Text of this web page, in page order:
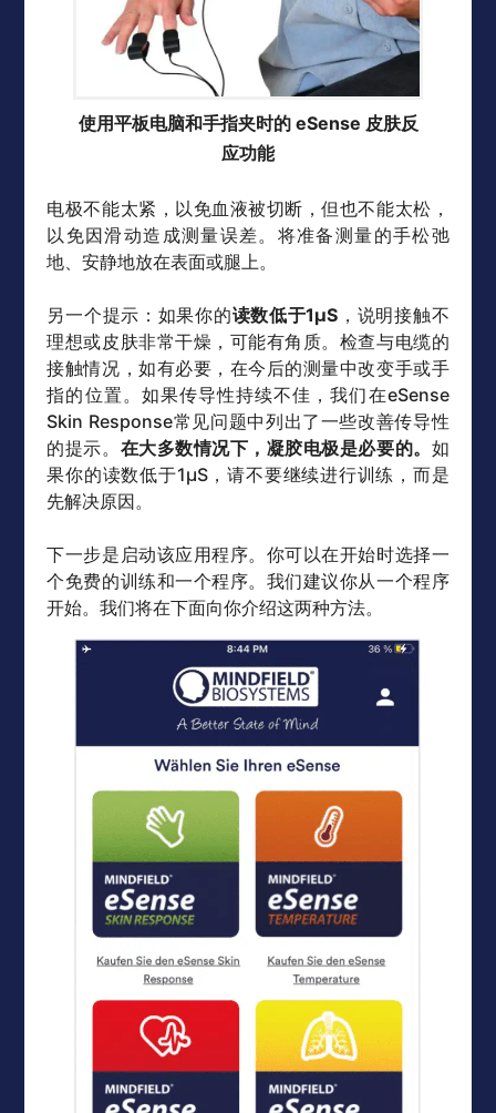
使用平板电脑和手指夹时的 eSense 皮肤反
应功能
电极不能太紧，以免血液被切断，但也不能太松，
以免因滑动造成测量误差。将准备测量的手松弛
地、安静地放在表面或腿上。
另一个提示：如果你的读数低于1µS ，说明接触不
理想或皮肤非常干燥，可能有角质。检查与电缆的
接触情况，如有必要，在今后的测量中改变手或手
指的位置。如果传导性持续不佳，我们在eSense
Skin Response常见问题中列出了一些改善传导性
的提示。 在大多数情况下，凝胶电极是必要的。 如
果你的读数低于1µS，请不要继续进行训练，而是
先解决原因。
下一步是启动该应用程序。你可以在开始时选择一
个免费的训练和一个程序。我们建议你从一个程序
开始。我们将在下面向你介绍这两种方法。